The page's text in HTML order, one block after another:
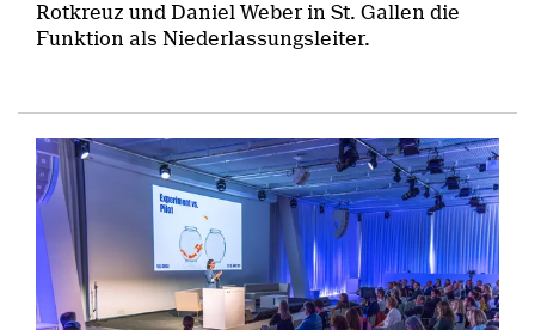
Rotkreuz und Daniel Weber in St. Gallen die
Funktion als Niederlassungsleiter.